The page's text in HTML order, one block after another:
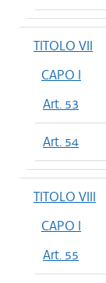
TITOLO VII
CAPO I
Art. 53
Art. 54
TITOLO VIII
CAPO I
Art. 55